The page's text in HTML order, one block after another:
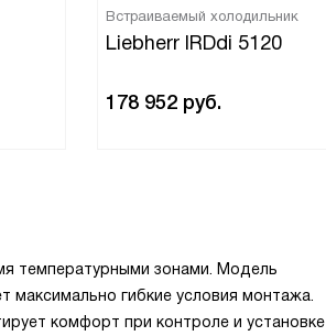
Встраиваемый холодильник
Liebherr IRDdi 5120
178 952 руб.
температурными зонами. Модель
гибкие условия монтажа.
комфорт при контроле и установке